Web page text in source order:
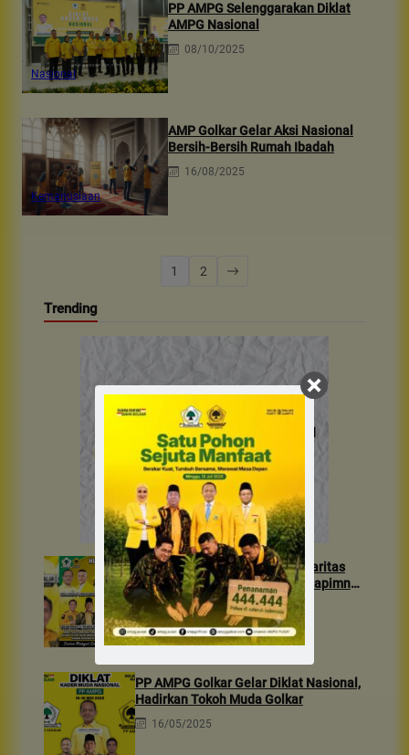
Nasional
PP AMPG Selenggarakan Diklat
AMPG Nasional
08/10/2025
Kemanusiaan
AMP Golkar Gelar Aksi Nasional
Bersih-Bersih Rumah Ibadah
16/08/2025
1 2
Trending
24 Tahun AMPG, Perkuat Solidaritas
Generasi Muda Golkar Lewat Rapimnas
2026 & Aksi Sosial 10rb Dhuafa
22/01/2026
PP AMPG Golkar Gelar Diklat Nasional,
Hadirkan Tokoh Muda Golkar
16/05/2025